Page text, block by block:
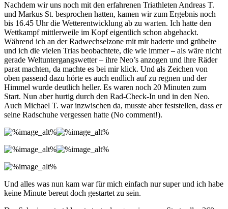
Nachdem wir uns noch mit den erfahrenen Triathleten Andreas T.
und Markus St. besprochen hatten, kamen wir zum Ergebnis noch
bis 16.45 Uhr die Wetterentwicklung ab zu warten. Ich hatte den
Wettkampf mittlerweile im Kopf eigentlich schon abgehackt.
Während ich an der Radwechselzone mit mir haderte und grübelte
und ich die vielen Trias beobachtete, die wie immer – als wäre nicht
gerade Weltuntergangswetter – ihre Neo’s anzogen und ihre Räder
parat machten, da machte es bei mir klick. Und als Zeichen von
oben passend dazu hörte es auch endlich auf zu regnen und der
Himmel wurde deutlich heller. Es waren noch 20 Minuten zum
Start. Nun aber hurtig durch den Rad-Check-In und in den Neo.
Auch Michael T. war inzwischen da, musste aber feststellen, dass er
seine Radschuhe vergessen hatte (No comment!).
Und alles was nun kam war für mich einfach nur super und ich habe
keine Minute bereut doch gestartet zu sein.